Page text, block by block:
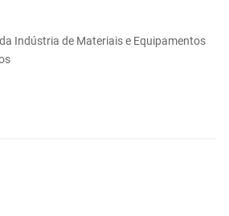
Indústria de Materiais e Equipamentos